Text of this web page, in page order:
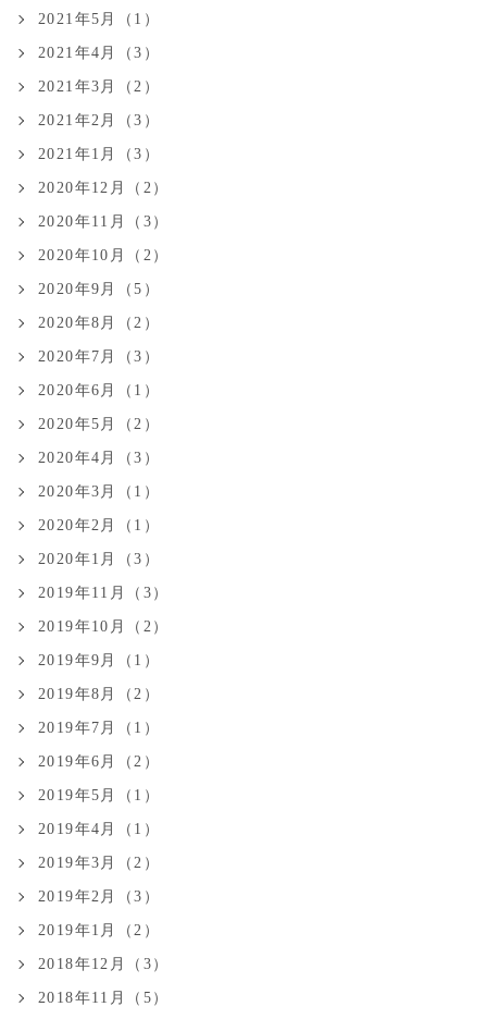
2021年5月（1）
2021年4月（3）
2021年3月（2）
2021年2月（3）
2021年1月（3）
2020年12月（2）
2020年11月（3）
2020年10月（2）
2020年9月（5）
2020年8月（2）
2020年7月（3）
2020年6月（1）
2020年5月（2）
2020年4月（3）
2020年3月（1）
2020年2月（1）
2020年1月（3）
2019年11月（3）
2019年10月（2）
2019年9月（1）
2019年8月（2）
2019年7月（1）
2019年6月（2）
2019年5月（1）
2019年4月（1）
2019年3月（2）
2019年2月（3）
2019年1月（2）
2018年12月（3）
2018年11月（5）